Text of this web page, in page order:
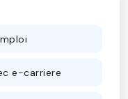
e-carriere